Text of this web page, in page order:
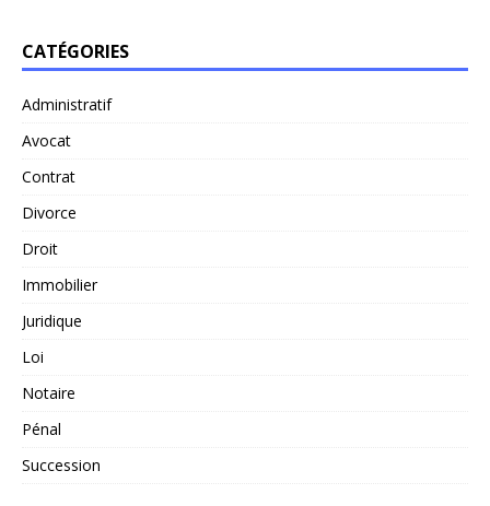
CATÉGORIES
Administratif
Avocat
Contrat
Divorce
Droit
Immobilier
Juridique
Loi
Notaire
Pénal
Succession